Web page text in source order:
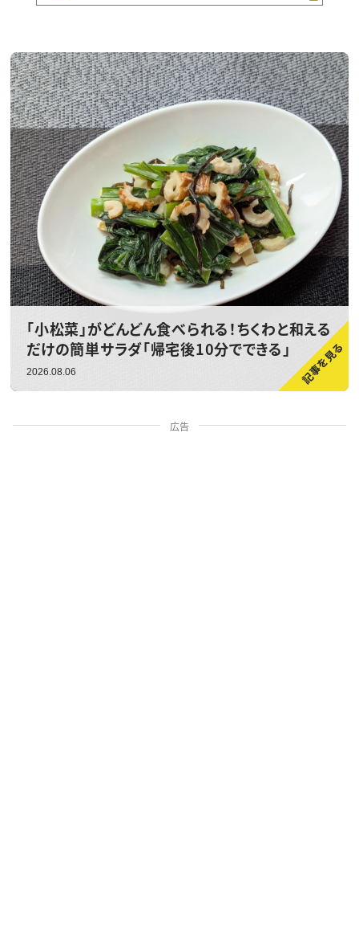
「小松菜」がどんどん食べられる！ちくわと和える
だけの簡単サラダ「帰宅後10分でできる」
2026.08.06
広告